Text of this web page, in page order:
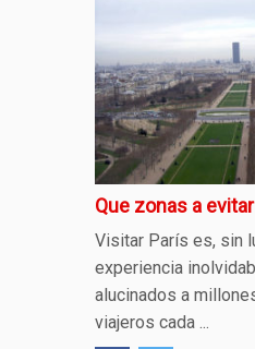
Que zonas a
Visitar París es, sin
experiencia
alucinados a
viajeros cada ...